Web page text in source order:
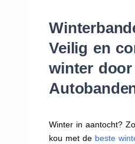
Veilig en
winter
Winter in aantocht?
kou met de beste